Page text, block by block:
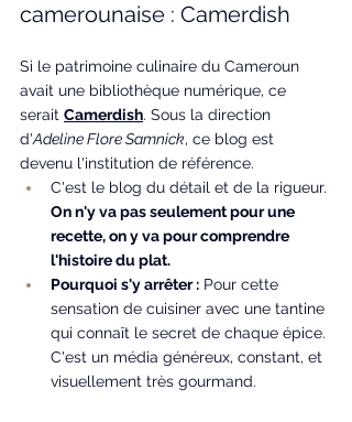
camerounaise : Camerdish
Si le patrimoine culinaire du Cameroun
avait une bibliothèque numérique, ce
serait Camerdish. Sous la direction
d'Adeline Flore Samnick, ce blog est
devenu l'institution de référence.
C'est le blog du détail et de la rigueur.
On n'y va pas seulement pour une
recette, on y va pour comprendre
l'histoire du plat.
Pourquoi s'y arrêter : Pour cette
sensation de cuisiner avec une tantine
qui connaît le secret de chaque épice.
C'est un média généreux, constant, et
visuellement très gourmand.